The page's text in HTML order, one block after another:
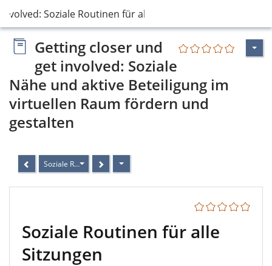
Soziale Routinen für alle Sitzung…
Getting closer und
get involved: Soziale
Nähe und aktive Beteiligung im
virtuellen Raum fördern und
gestalten
Soziale Routinen für alle Sitzungen
Soziale Routinen für alle
Sitzungen